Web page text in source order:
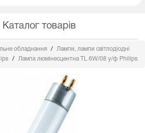
Каталог товарів
обладнання
Лампи, лампи світлодіодні
Лампа люмінесцентна TL 6W/08 у/ф Philips